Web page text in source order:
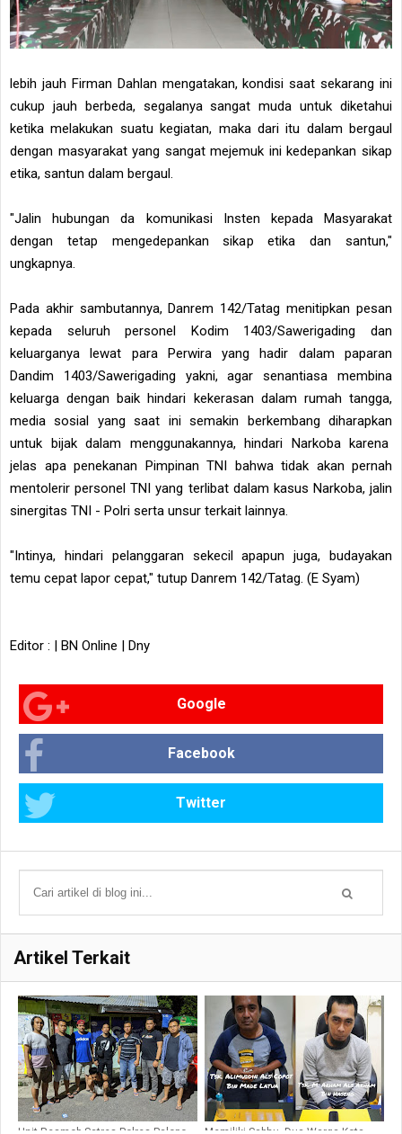
lebih jauh Firman Dahlan mengatakan, kondisi saat sekarang ini
cukup jauh berbeda, segalanya sangat muda untuk diketahui
ketika melakukan suatu kegiatan, maka dari itu dalam bergaul
dengan masyarakat yang sangat mejemuk ini kedepankan sikap
etika, santun dalam bergaul.
"Jalin hubungan da komunikasi Insten kepada Masyarakat
dengan tetap mengedepankan sikap etika dan santun,"
ungkapnya.
Pada akhir sambutannya, Danrem 142/Tatag menitipkan pesan
kepada seluruh personel Kodim 1403/Sawerigading dan
keluarganya lewat para Perwira yang hadir dalam paparan
Dandim 1403/Sawerigading yakni, agar senantiasa membina
keluarga dengan baik hindari kekerasan dalam rumah tangga,
media sosial yang saat ini semakin berkembang diharapkan
untuk bijak dalam menggunakannya, hindari Narkoba karena
jelas apa penekanan Pimpinan TNI bahwa tidak akan pernah
mentolerir personel TNI yang terlibat dalam kasus Narkoba, jalin
sinergitas TNI - Polri serta unsur terkait lainnya.
"Intinya, hindari pelanggaran sekecil apapun juga, budayakan
temu cepat lapor cepat," tutup Danrem 142/Tatag. (E Syam)
Editor : | BN Online | Dny
Google
Facebook
Twitter
Artikel Terkait